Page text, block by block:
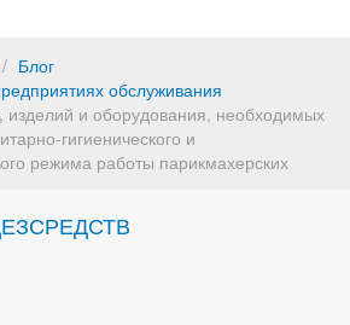
Блог
обслуживания
изделий и оборудования, необходимых
гигиенического и
режима работы парикмахерских